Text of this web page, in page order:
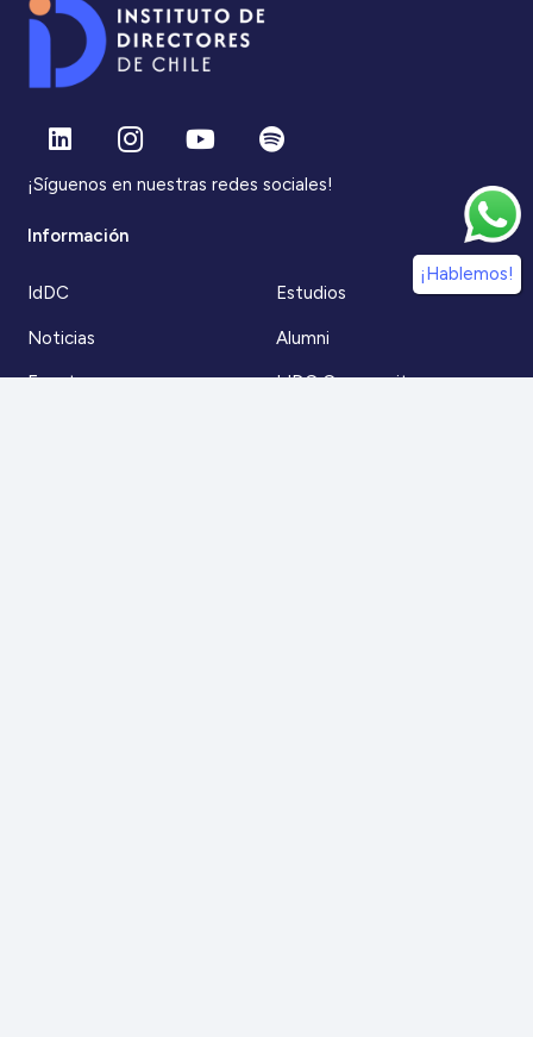
¡Síguenos en nuestras redes sociales!
Información
IdDC
Noticias
Eventos
Estudios
Alumni
IdDC Community
¡Hablemos!